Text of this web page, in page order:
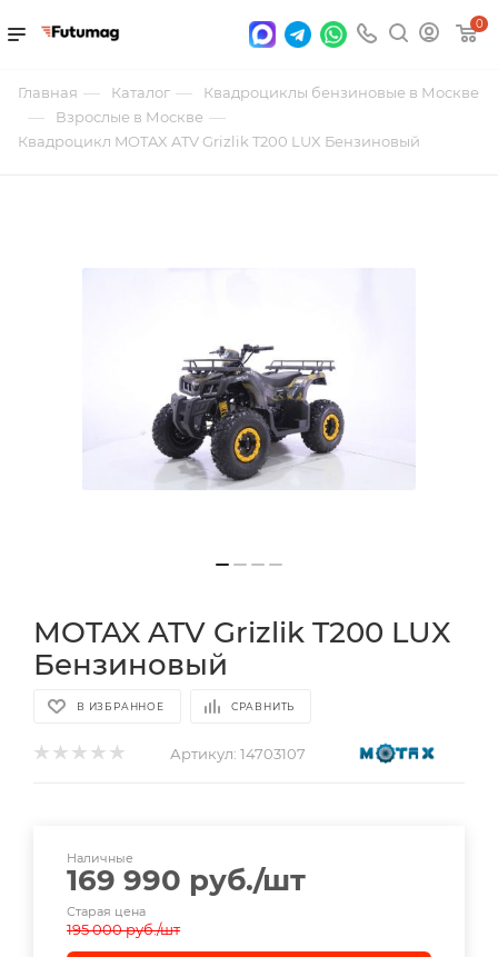
0
Главная — Каталог — Квадроциклы бензиновые в Москве
— Взрослые в Москве —
Квадроцикл MOTAX ATV Grizlik T200 LUX Бензиновый
MOTAX ATV Grizlik T200 LUX
Бензиновый
В ИЗБРАННОЕ СРАВНИТЬ
Артикул: 14703107
Наличные
169 990 руб./шт
Старая цена
195 000руб./шт